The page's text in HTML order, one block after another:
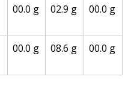
00.0 g 02.9 g 00.0 g
00.0 g 08.6 g 00.0 g